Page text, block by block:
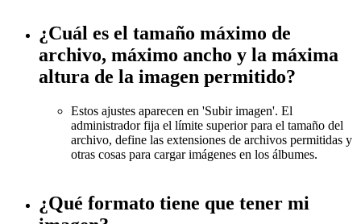
¿Cuál es el tamaño máximo de
archivo, máximo ancho y la máxima
altura de la imagen permitido?
Estos ajustes aparecen en 'Subir imagen'. El
administrador fija el límite superior para el tamaño del
archivo, define las extensiones de archivos permitidas y
otras cosas para cargar imágenes en los álbumes.
¿Qué formato tiene que tener mi